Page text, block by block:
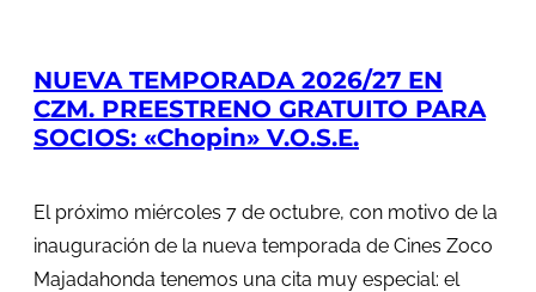
NUEVA TEMPORADA 2026/27 EN
CZM. PREESTRENO GRATUITO PARA
SOCIOS: «Chopin» V.O.S.E.
El próximo miércoles 7 de octubre, con motivo de la
inauguración de la nueva temporada de Cines Zoco
Majadahonda tenemos una cita muy especial: el